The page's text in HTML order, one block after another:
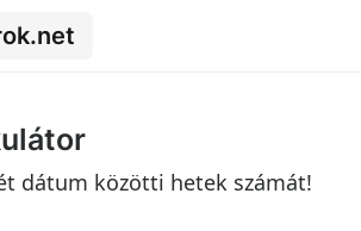
dátum közötti hetek számát!